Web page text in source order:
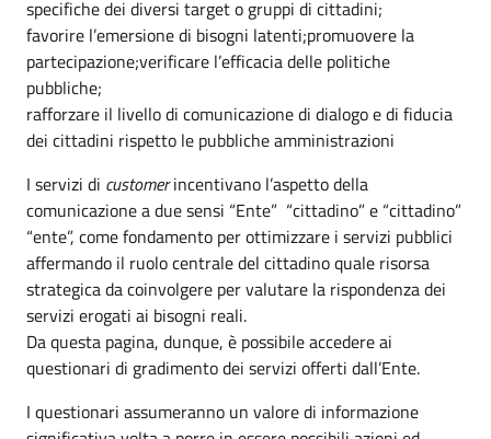
specifiche dei diversi target o gruppi di cittadini;
favorire l’emersione di bisogni latenti;promuovere la
partecipazione;verificare l’efficacia delle politiche
pubbliche;
rafforzare il livello di comunicazione di dialogo e di fiducia
dei cittadini rispetto le pubbliche amministrazioni
I servizi di customerincentivano l’aspetto della
comunicazione a due sensi “Ente” “cittadino” e “cittadino”
“ente”, come fondamento per ottimizzare i servizi pubblici
affermando il ruolo centrale del cittadino quale risorsa
strategica da coinvolgere per valutare la rispondenza dei
servizi erogati ai bisogni reali.
Da questa pagina, dunque, è possibile accedere ai
questionari di gradimento dei servizi offerti dall’Ente.
I questionari assumeranno un valore di informazione